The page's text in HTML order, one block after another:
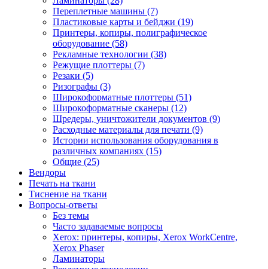
Переплетные машины (7)
Пластиковые карты и бейджи (19)
Принтеры, копиры, полиграфическое
оборудование (58)
Рекламные технологии (38)
Режущие плоттеры (7)
Резаки (5)
Ризографы (3)
Широкоформатные плоттеры (51)
Широкоформатные сканеры (12)
Шредеры, уничтожители документов (9)
Расходные материалы для печати (9)
Истории использования оборудования в
различных компаниях (15)
Общие (25)
Вендоры
Печать на ткани
Тиснение на ткани
Вопросы-ответы
Без темы
Часто задаваемые вопросы
Xerox: принтеры, копиры, Xerox WorkCentre,
Xerox Phaser
Ламинаторы